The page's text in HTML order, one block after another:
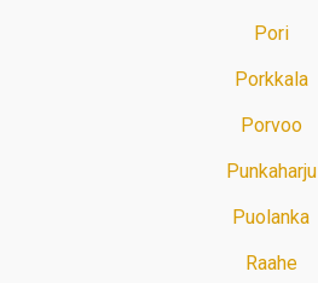
Pori
Porkkala
Porvoo
Punkaharju
Puolanka
Raahe